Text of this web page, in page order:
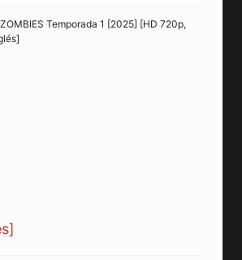
Temporada 1 [2025] [HD 720p,